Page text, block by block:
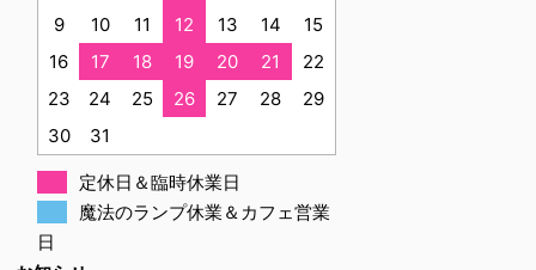
9
10 11 12 13 14
15
16
17 18 19 20 21
22
23
24 25 26 27 28
29
30
31
定休日＆臨時休業日
魔法のランプ休業＆カフェ営業
日